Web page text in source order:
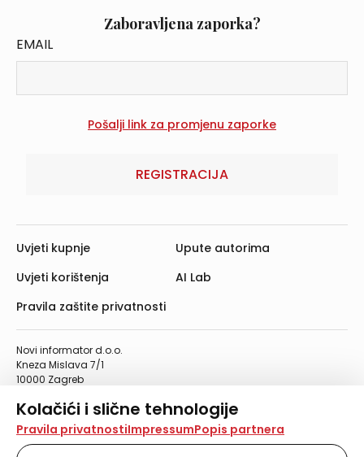
Kolačići i slične tehnologije
Na našoj web stranici koristimo kolačiće i slične
tehnologije za pohranu, čitanje i obradu informacija na
Pravila privatnostiImpressumPopis partnera
Zaboravljena zaporka?
EMAIL
REGISTRACIJA
Novi informator d.o.o.
Kneza Mislava 7/1
10000 Zagreb
Telefaks: 01/4612-553
info@informator.hr
Uvjeti kupnje
Uvjeti korištenja
Pravila zaštite privatnosti
Upute autorima
AI Lab